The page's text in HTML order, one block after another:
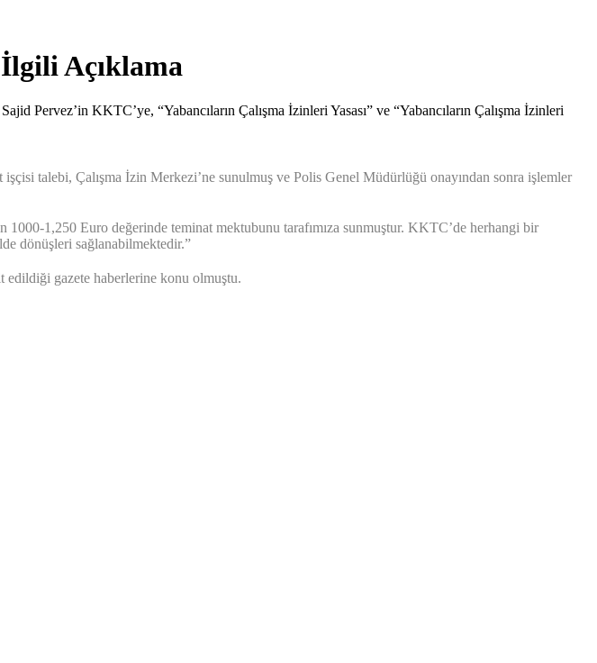
Açıklama
Pervez’in KKTC’ye, “Yabancıların Çalışma İzinleri Yasası” ve “Yabancıların Çalışma İzinleri
talebi, Çalışma İzin Merkezi’ne sunulmuş ve Polis Genel Müdürlüğü onayından sonra işlemler
1,250 Euro değerinde teminat mektubunu tarafımıza sunmuştur. KKTC’de herhangi bir
dönüşleri sağlanabilmektedir.”
edildiği gazete haberlerine konu olmuştu.